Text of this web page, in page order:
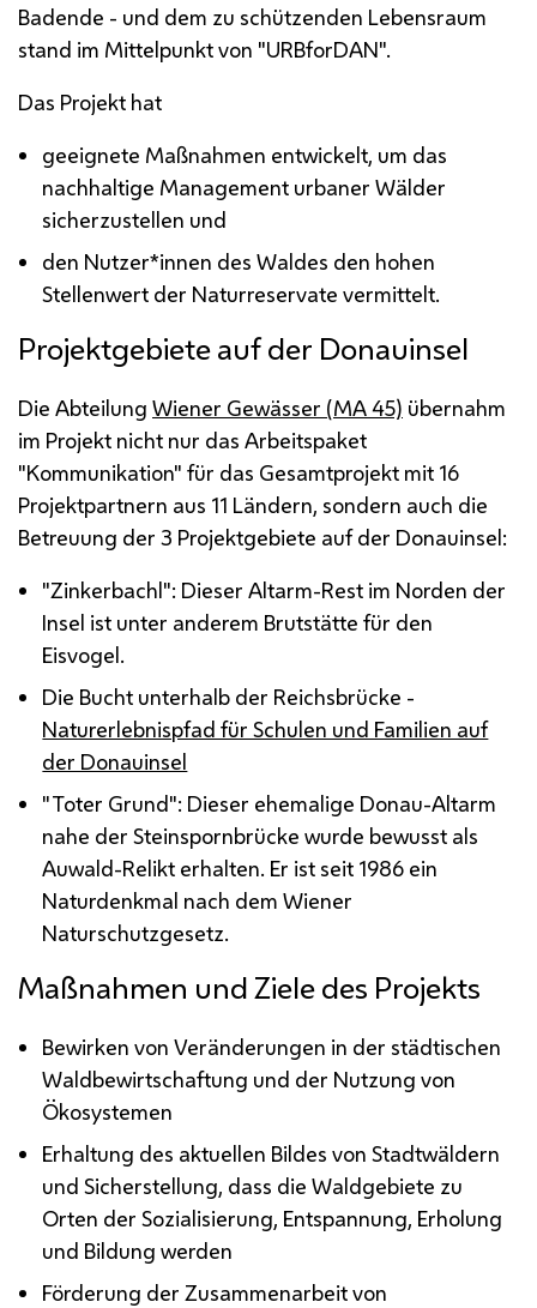
Badende - und dem zu schützenden Lebensraum
stand im Mittelpunkt von "URBforDAN".
Das Projekt hat
geeignete Maßnahmen entwickelt, um das
nachhaltige Management urbaner Wälder
sicherzustellen und
den Nutzer*innen des Waldes den hohen
Stellenwert der Naturreservate vermittelt.
Projektgebiete auf der Donauinsel
Die Abteilung Wiener Gewässer (MA45) übernahm
im Projekt nicht nur das Arbeitspaket
"Kommunikation" für das Gesamtprojekt mit 16
Projektpartnern aus 11 Ländern, sondern auch die
Betreuung der 3 Projektgebiete auf der Donauinsel:
"Zinkerbachl": Dieser Altarm-Rest im Norden der
Insel ist unter anderem Brutstätte für den
Eisvogel.
Die Bucht unterhalb der Reichsbrücke -
Naturerlebnispfad für Schulen und Familien auf
der Donauinsel
"Toter Grund": Dieser ehemalige Donau-Altarm
nahe der Steinspornbrücke wurde bewusst als
Auwald-Relikt erhalten. Er ist seit 1986 ein
Naturdenkmal nach dem Wiener
Naturschutzgesetz.
Maßnahmen und Ziele des Projekts
Bewirken von Veränderungen in der städtischen
Waldbewirtschaftung und der Nutzung von
Ökosystemen
Erhaltung des aktuellen Bildes von Stadtwäldern
und Sicherstellung, dass die Waldgebiete zu
Orten der Sozialisierung, Entspannung, Erholung
und Bildung werden
Förderung der Zusammenarbeit von